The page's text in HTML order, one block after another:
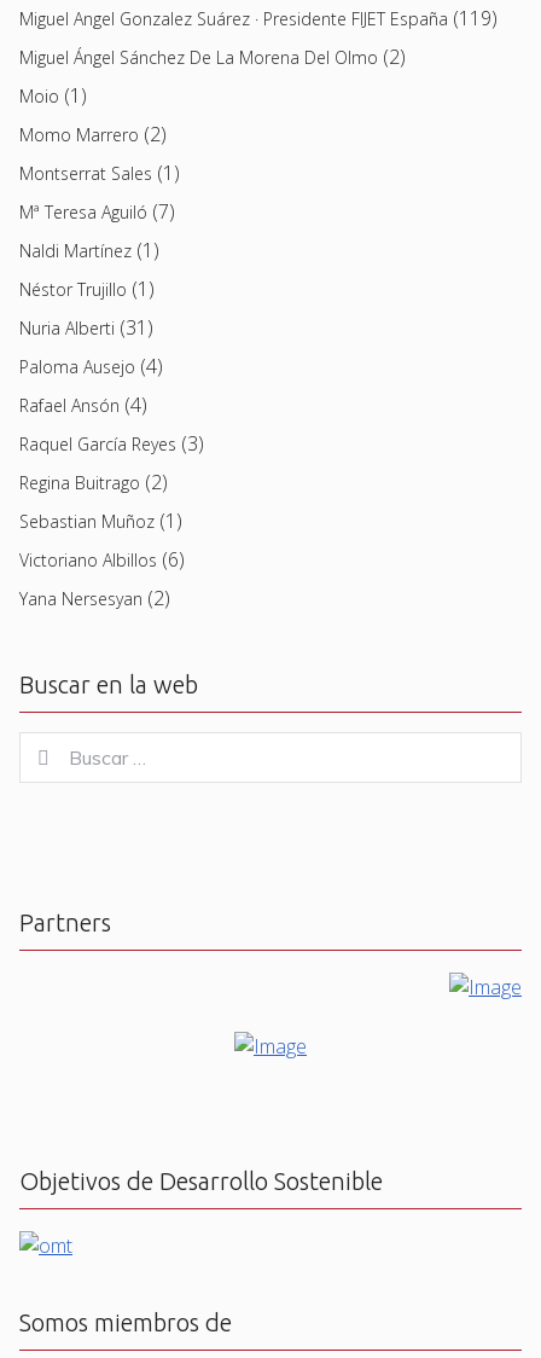
Miguel Angel Gonzalez Suárez · Presidente FIJET España (119)
Miguel Ángel Sánchez De La Morena Del Olmo (2)
Moio (1)
Momo Marrero (2)
Montserrat Sales (1)
Mª Teresa Aguiló (7)
Naldi Martínez (1)
Néstor Trujillo (1)
Nuria Alberti (31)
Paloma Ausejo (4)
Rafael Ansón (4)
Raquel García Reyes (3)
Regina Buitrago (2)
Sebastian Muñoz (1)
Victoriano Albillos (6)
Yana Nersesyan (2)
Buscar en la web
for:
Buscar
Partners
Objetivos de Desarrollo Sostenible
Somos miembros de